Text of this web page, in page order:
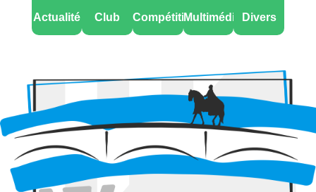
Actualité Club CompétitionsMultimédia Divers